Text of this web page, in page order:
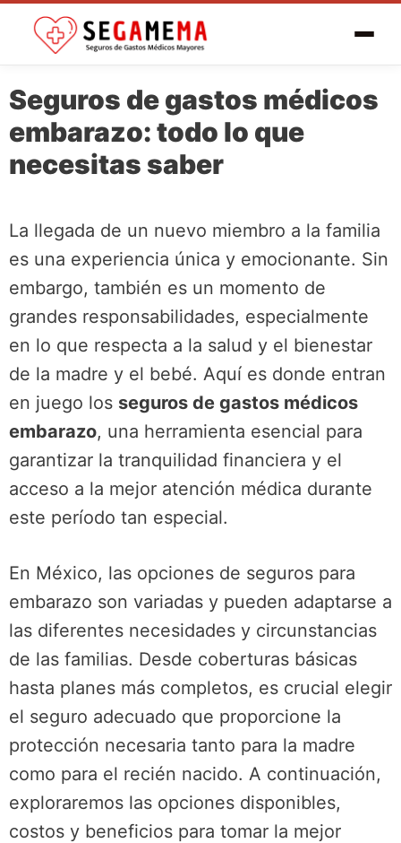
Seguros de gastos médicos
embarazo: todo lo que
necesitas saber
La llegada de un nuevo miembro a la familia
es una experiencia única y emocionante. Sin
embargo, también es un momento de
grandes responsabilidades, especialmente
en lo que respecta a la salud y el bienestar
de la madre y el bebé. Aquí es donde entran
en juego los seguros de gastos médicos
embarazo, una herramienta esencial para
garantizar la tranquilidad financiera y el
acceso a la mejor atención médica durante
este período tan especial.
En México, las opciones de seguros para
embarazo son variadas y pueden adaptarse a
las diferentes necesidades y circunstancias
de las familias. Desde coberturas básicas
hasta planes más completos, es crucial elegir
el seguro adecuado que proporcione la
protección necesaria tanto para la madre
como para el recién nacido. A continuación,
exploraremos las opciones disponibles,
costos y beneficios para tomar la mejor